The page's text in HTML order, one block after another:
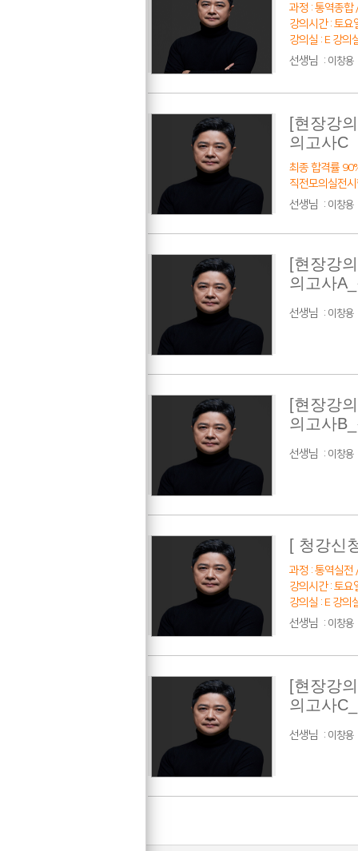
과정 : 통역종합
강의시간 : 토요
강의실 : E 강의
선생님 : 이창용
[현장강
의고사C
최종 합격률
직전모의실전
선생님 : 이창용
[현장강
의고사
선생님 : 이창용
[현장강
의고사
선생님 : 이창용
[ 청강신
과정 : 통역실전
강의시간 : 토요
강의실 : E 강의
선생님 : 이창용
[현장강
의고사
선생님 : 이창용